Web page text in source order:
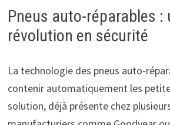
Pneus auto-réparables :
révolution en sécurité
La technologie des pneus auto-
contenir automatiquement les
solution, déjà présente chez